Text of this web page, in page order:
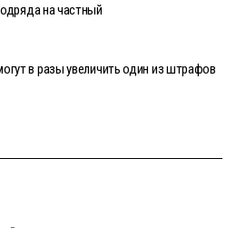
на частный
в разы увеличить один из штрафов